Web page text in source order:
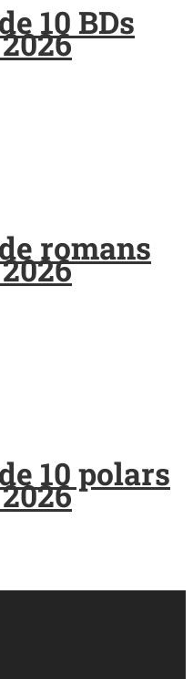
10 BDs
romans
10 polars